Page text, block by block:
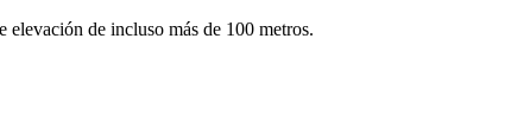
elevación de incluso más de 100 metros.